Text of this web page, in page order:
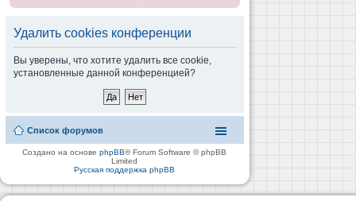
Удалить cookies конференции
Вы уверены, что хотите удалить все cookie,
установленные данной конференцией?
Список форумов
Создано на основеphpBB® Forum Software © phpBB
Limited
Русская поддержка phpBB